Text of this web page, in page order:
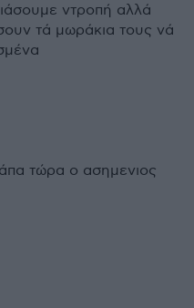
ντροπή αλλά
τά μωράκια τους νά
τώρα ο ασημενιος